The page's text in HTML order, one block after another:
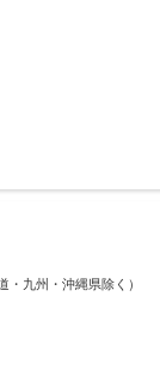
九州・沖縄県除く）